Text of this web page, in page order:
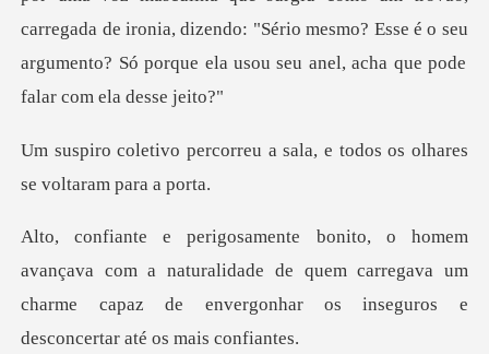
carregada de ironia, dizendo: "Sério mesmo? Esse é o seu
eu a sala, e todos os olhar
m a naturalidade de quem carregava um
charme capaz de enver